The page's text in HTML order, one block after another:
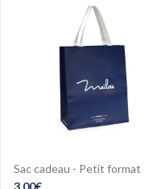
Sac cadeau - Petit format